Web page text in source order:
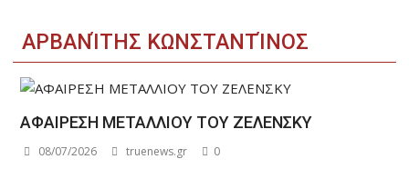
ΑΡΒΑΝΊΤΗΣ ΚΩΝΣΤΑΝΤΊΝΟΣ
ΑΦΑΙΡΕΣΗ ΜΕΤΑΛΛΙΟΥ ΤΟΥ ΖΕΛΕΝΣΚΥ
08/07/2026 truenews.gr 0